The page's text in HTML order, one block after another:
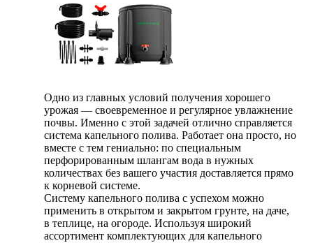
Одно из главных условий получения хорошего
урожая — своевременное и регулярное увлажнение
почвы. Именно с этой задачей отлично справляется
система капельного полива. Работает она просто, но
вместе с тем гениально: по специальным
перфорированным шлангам вода в нужных
количествах без вашего участия доставляется прямо
к корневой системе.
Систему капельного полива с успехом можно
применить в открытом и закрытом грунте, на даче,
в теплице, на огороде. Используя широкий
ассортимент комплектующих для капельного